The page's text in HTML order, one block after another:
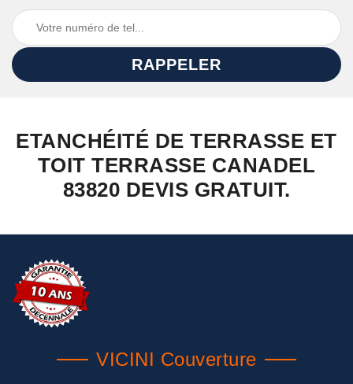
ETANCHÉITÉ DE TERRASSE ET
TOIT TERRASSE CANADEL
83820 DEVIS GRATUIT.
VICINI Couverture